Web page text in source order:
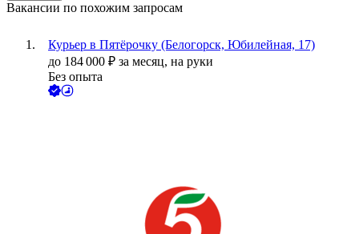
Вакансии по похожим запросам
Курьер в Пятёрочку (Белогорск, Юбилейная, 17)
до 184 000 ₽ за месяц, на руки
Без опыта